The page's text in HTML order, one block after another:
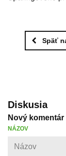
Späť
Diskusia
Nový komentár
NÁZOV